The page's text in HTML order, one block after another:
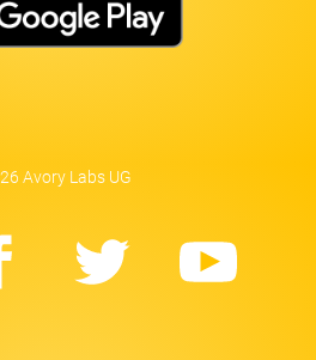
Avory Labs UG
Facebook
Twitter